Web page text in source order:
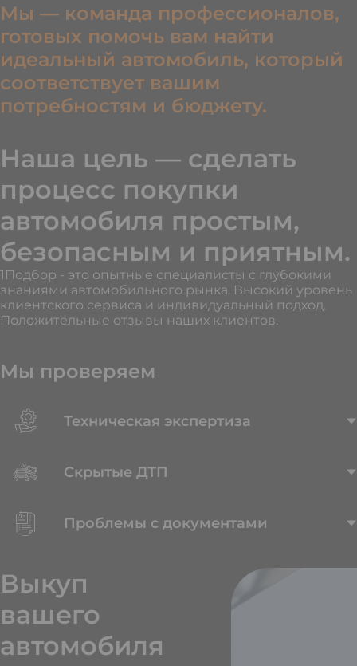
Мы — команда профессионалов,
готовых помочь вам найти
идеальный автомобиль, который
соответствует вашим
потребностям и бюджету.
Наша цель — сделать
процесс покупки
автомобиля простым,
безопасным и приятным.
1Подбор - это опытные специалисты с глубокими
знаниями автомобильного рынка. Высокий уровень
клиентского сервиса и индивидуальный подход.
Положительные отзывы наших клиентов.
Мы проверяем
Техническая экспертиза
Скрытые ДТП
Проблемы с документами
Выкуп
вашего
автомобиля